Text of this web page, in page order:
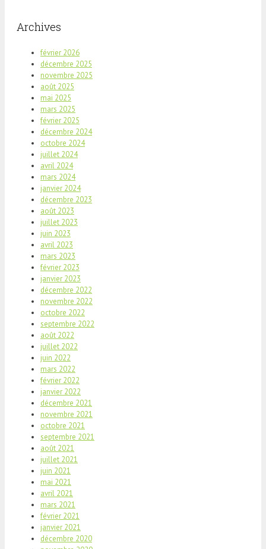
Archives
février 2026
décembre 2025
novembre 2025
août 2025
mai 2025
mars 2025
février 2025
décembre 2024
octobre 2024
juillet 2024
avril 2024
mars 2024
janvier 2024
décembre 2023
août 2023
juillet 2023
juin 2023
avril 2023
mars 2023
février 2023
janvier 2023
décembre 2022
novembre 2022
octobre 2022
septembre 2022
août 2022
juillet 2022
juin 2022
mars 2022
février 2022
janvier 2022
décembre 2021
novembre 2021
octobre 2021
septembre 2021
août 2021
juillet 2021
juin 2021
mai 2021
avril 2021
mars 2021
février 2021
janvier 2021
décembre 2020